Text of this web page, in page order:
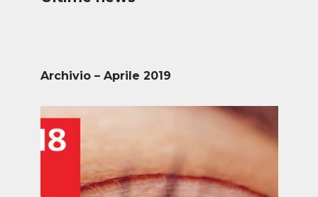
Archivio – Aprile 2019